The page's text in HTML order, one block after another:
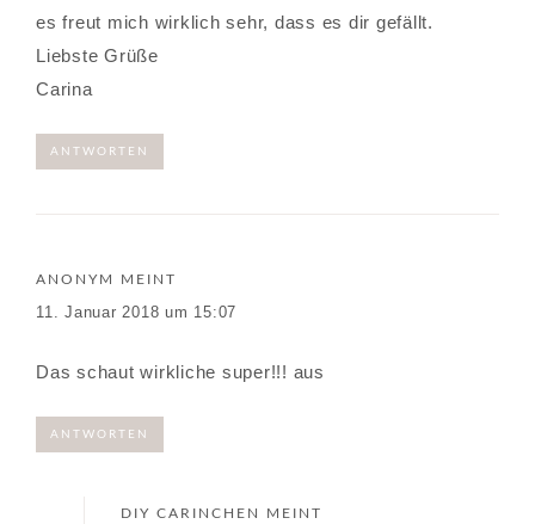
es freut mich wirklich sehr, dass es dir gefällt.
Liebste Grüße
Carina
ANTWORTEN
ANONYM MEINT
11. Januar 2018 um 15:07
Das schaut wirkliche super!!! aus
ANTWORTEN
DIY CARINCHEN MEINT